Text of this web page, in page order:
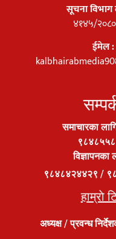
सूचना विभाग
४१४५/
ईमेल :
समाचारका
विज्ञापनका
९८४८४२४४२९ /
हाम्राे
अध्यक्ष / प्रवन्ध